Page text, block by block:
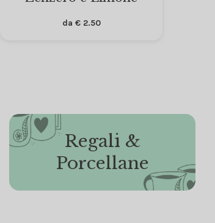
da €2.50
Regali &
Porcellane